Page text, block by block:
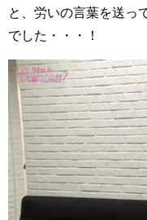
と、労いの言葉を送っ
でした・・・！